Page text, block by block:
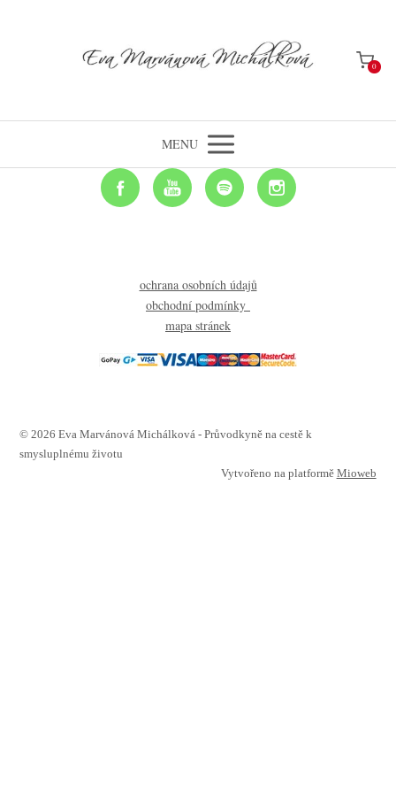
0
MENU
ochrana osobních údajů
obchodní podmínky
mapa stránek
© 2026 Eva Marvánová Michálková - Průvodkyně na cestě k
smysluplnému životu
Vytvořeno na platformě Mioweb